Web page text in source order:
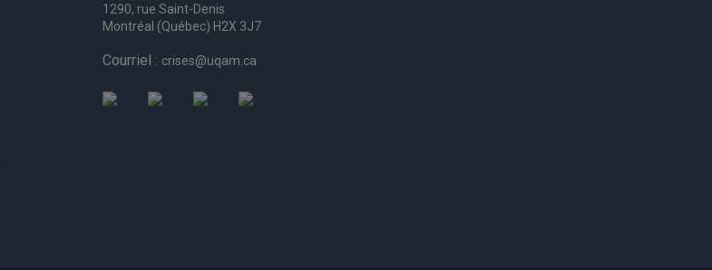
1290, rue Saint-Denis
Montréal (Québec) H2X 3J7
Courriel : crises@uqam.ca